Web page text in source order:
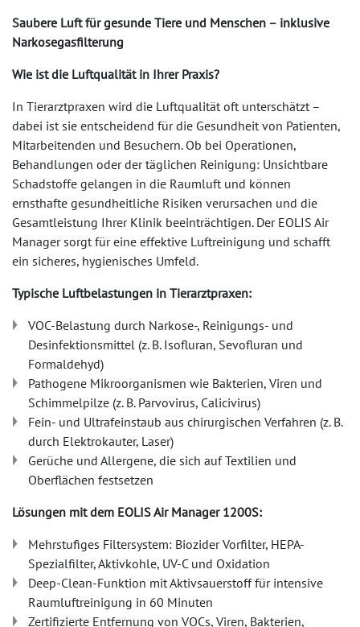
Saubere Luft für gesunde Tiere und Menschen – inklusive
Narkosegasfilterung
Wie ist die Luftqualität in Ihrer Praxis?
In Tierarztpraxen wird die Luftqualität oft unterschätzt –
dabei ist sie entscheidend für die Gesundheit von Patienten,
Mitarbeitenden und Besuchern. Ob bei Operationen,
Behandlungen oder der täglichen Reinigung: Unsichtbare
Schadstoffe gelangen in die Raumluft und können
ernsthafte gesundheitliche Risiken verursachen und die
Gesamtleistung Ihrer Klinik beeinträchtigen. Der EOLIS Air
Manager sorgt für eine effektive Luftreinigung und schafft
ein sicheres, hygienisches Umfeld.
Typische Luftbelastungen in Tierarztpraxen:
VOC-Belastung durch Narkose-, Reinigungs- und
Desinfektionsmittel (z. B. Isofluran, Sevofluran und
Formaldehyd)
Pathogene Mikroorganismen wie Bakterien, Viren und
Schimmelpilze (z. B. Parvovirus, Calicivirus)
Fein- und Ultrafeinstaub aus chirurgischen Verfahren (z. B.
durch Elektrokauter, Laser)
Gerüche und Allergene, die sich auf Textilien und
Oberflächen festsetzen
Lösungen mit dem EOLIS Air Manager 1200S:
Mehrstufiges Filtersystem: Biozider Vorfilter, HEPA-
Spezialfilter, Aktivkohle, UV-C und Oxidation
Deep-Clean-Funktion mit Aktivsauerstoff für intensive
Raumluftreinigung in 60 Minuten
Zertifizierte Entfernung von VOCs, Viren, Bakterien,